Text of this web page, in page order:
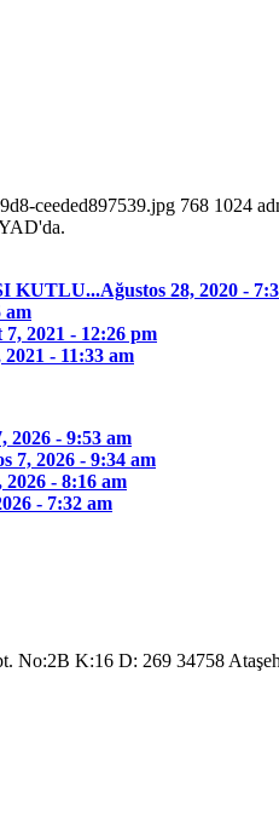
ceeded897539.jpg 768 1024
KUTLU...Ağustos 28, 2020 -
am
2021 - 12:26 pm
- 11:33 am
2026 - 9:53 am
7, 2026 - 9:34 am
2026 - 8:16 am
- 7:32 am
No:2B K:16 D: 269 34758